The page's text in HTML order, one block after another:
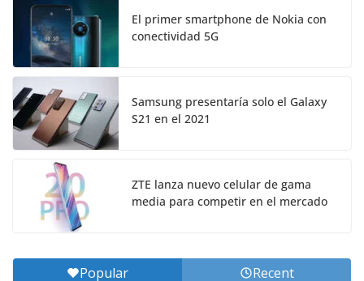
El primer smartphone de Nokia con
conectividad 5G
Samsung presentaría solo el Galaxy
S21 en el 2021
ZTE lanza nuevo celular de gama
media para competir en el mercado
Popular Recent